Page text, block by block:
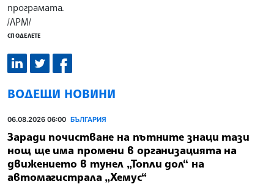
програмата.
/ЛРМ/
СПОДЕЛЕТЕ
ВОДЕЩИ НОВИНИ
06.08.2026 06:00 БЪЛГАРИЯ
Заради почистване на пътните знаци тази
нощ ще има промени в организацията на
движението в тунел „Топли дол“ на
автомагистрала „Хемус“